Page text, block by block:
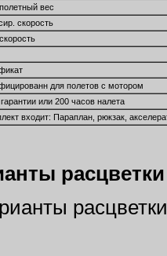
вес
скорость
для полетов с мотором
или 200 часов налета
входит: Параплан, рюкзак,